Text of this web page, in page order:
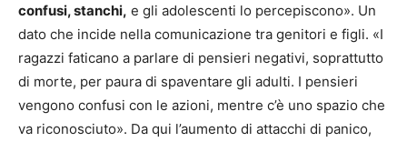
confusi, stanchi, e gli adolescenti lo percepiscono». Un
dato che incide nella comunicazione tra genitori e figli. «I
ragazzi faticano a parlare di pensieri negativi, soprattutto
di morte, per paura di spaventare gli adulti. I pensieri
vengono confusi con le azioni, mentre c’è uno spazio che
va riconosciuto». Da qui l’aumento di attacchi di panico,